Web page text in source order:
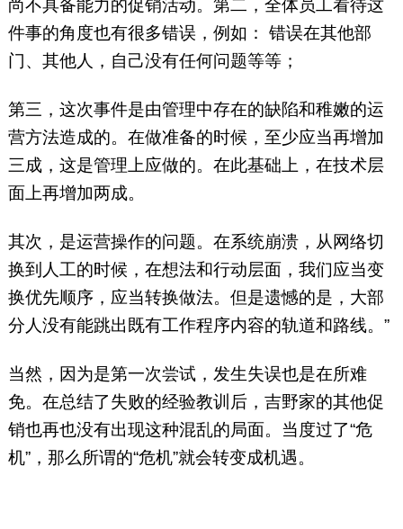
尚不具备能力的促销活动。第二，全体员工看待这
件事的角度也有很多错误，例如： 错误在其他部
门、其他人，自己没有任何问题等等；
第三，这次事件是由管理中存在的缺陷和稚嫩的运
营方法造成的。在做准备的时候，至少应当再增加
三成，这是管理上应做的。在此基础上，在技术层
面上再增加两成。
其次，是运营操作的问题。在系统崩溃，从网络切
换到人工的时候，在想法和行动层面，我们应当变
换优先顺序，应当转换做法。但是遗憾的是，大部
分人没有能跳出既有工作程序内容的轨道和路线。”
当然，因为是第一次尝试，发生失误也是在所难
免。在总结了失败的经验教训后，吉野家的其他促
销也再也没有出现这种混乱的局面。当度过了“危
机”，那么所谓的“危机”就会转变成机遇。